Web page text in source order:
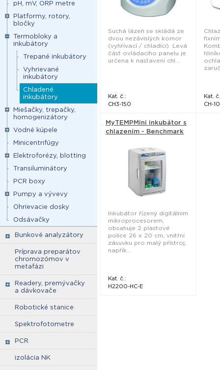
pH, mV, ORP metre
Platformy, rotory,
bločky
Termobloky a
inkubátory
Trepané inkubátory
Vyhrievané
inkubátory
Chladené
inkubátory
Miešačky, trepačky,
homogenizátory
Vodné kúpele
Minicentrifúgy
Elektroforézy, blotting
Transiluminátory
PCR boxy
Pumpy a vývevy
Ohrievacie dosky
Odsávačky
Bunkové analyzátory
Príprava preparátov
chromozómov v
metafázi
Readery, premývačky
a dávkovače
Robotické stanice
Spektrofotometre
PCR
izolácia NK
Suchá lázeň se skládá ze
dvou nezávislých komor
(vyhřívací / chladící). Levá
část ovládacího panelu je
určena k nastavení chl...
Kat. č.:
CH3-150
Kat.
CH-
MyTEMPMini inkubátor s
chlazením - Benchmark
Inkubátor řízený digitálním
mikroprocesorem,
obsahuje 2 plastové
police 26 x 20 cm, vnitřní
zásuvku pro malý přístroj,
napřík...
Kat. č.:
H2200-HC-E